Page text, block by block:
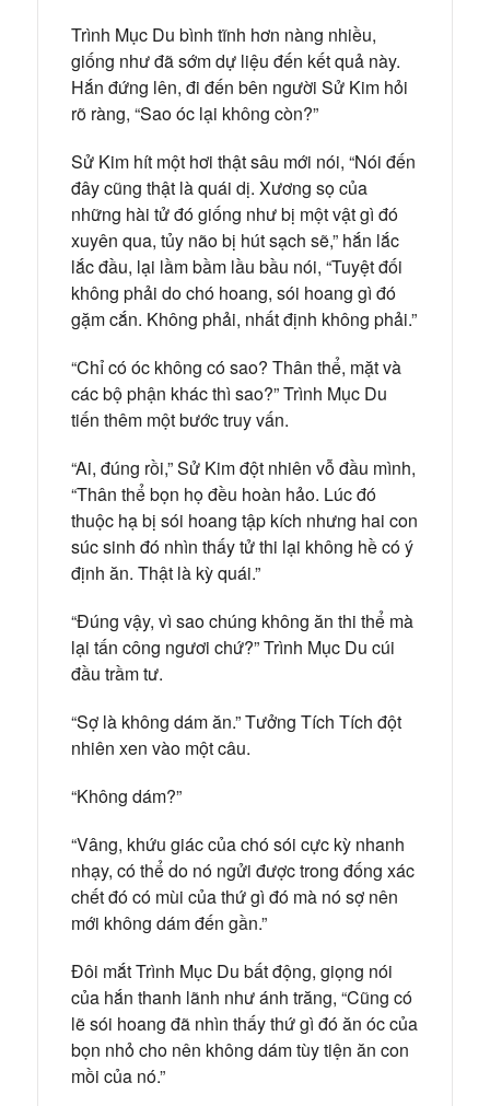
Trình Mục Du bình tĩnh hơn nàng nhiều,
giống như đã sớm dự liệu đến kết quả này.
Hắn đứng lên, đi đến bên người Sử Kim hỏi
rõ ràng, “Sao óc lại không còn?”
Sử Kim hít một hơi thật sâu mới nói, “Nói đến
đây cũng thật là quái dị. Xương sọ của
những hài tử đó giống như bị một vật gì đó
xuyên qua, tủy não bị hút sạch sẽ,” hắn lắc
lắc đầu, lại lầm bầm lầu bầu nói, “Tuyệt đối
không phải do chó hoang, sói hoang gì đó
gặm cắn. Không phải, nhất định không phải.”
“Chỉ có óc không có sao? Thân thể, mặt và
các bộ phận khác thì sao?” Trình Mục Du
tiến thêm một bước truy vấn.
“Ai, đúng rồi,” Sử Kim đột nhiên vỗ đầu mình,
“Thân thể bọn họ đều hoàn hảo. Lúc đó
thuộc hạ bị sói hoang tập kích nhưng hai con
súc sinh đó nhìn thấy tử thi lại không hề có ý
định ăn. Thật là kỳ quái.”
“Đúng vậy, vì sao chúng không ăn thi thể mà
lại tấn công ngươi chứ?” Trình Mục Du cúi
đầu trầm tư.
“Sợ là không dám ăn.” Tưởng Tích Tích đột
nhiên xen vào một câu.
“Không dám?”
“Vâng, khứu giác của chó sói cực kỳ nhanh
nhạy, có thể do nó ngửi được trong đống xác
chết đó có mùi của thứ gì đó mà nó sợ nên
mới không dám đến gần.”
Đôi mắt Trình Mục Du bất động, giọng nói
của hắn thanh lãnh như ánh trăng, “Cũng có
lẽ sói hoang đã nhìn thấy thứ gì đó ăn óc của
bọn nhỏ cho nên không dám tùy tiện ăn con
mồi của nó.”